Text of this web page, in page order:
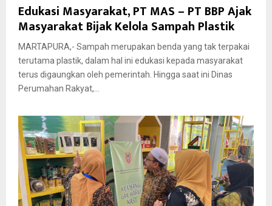
Edukasi Masyarakat, PT MAS – PT BBP Ajak
Masyarakat Bijak Kelola Sampah Plastik
MARTAPURA,- Sampah merupakan benda yang tak terpakai
terutama plastik, dalam hal ini edukasi kepada masyarakat
terus digaungkan oleh pemerintah. Hingga saat ini Dinas
Perumahan Rakyat,...